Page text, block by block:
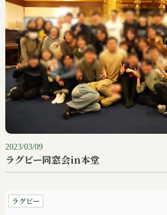
2023/03/09
ラグビー同窓会in本堂
ラグビー